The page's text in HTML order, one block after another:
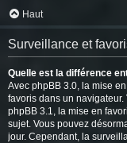
Haut
Surveillance et
Quelle est la différence
Avec phpBB 3.0, la mise
favoris dans un navigateur.
phpBB 3.1, la mise en
sujet. Vous pouvez
jour. Cependant, la